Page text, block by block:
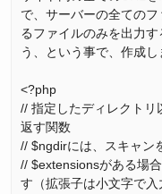
で、サーバーの全ての
るファイルのみを出力
う、という事で、作成し
<?php
// 指定したディレクトリ
返す関数
// $ngdirには、スキャン
// $extensionsがある場
す（拡張子は小文字で入